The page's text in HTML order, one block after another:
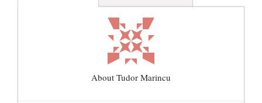
About Tudor Marincu